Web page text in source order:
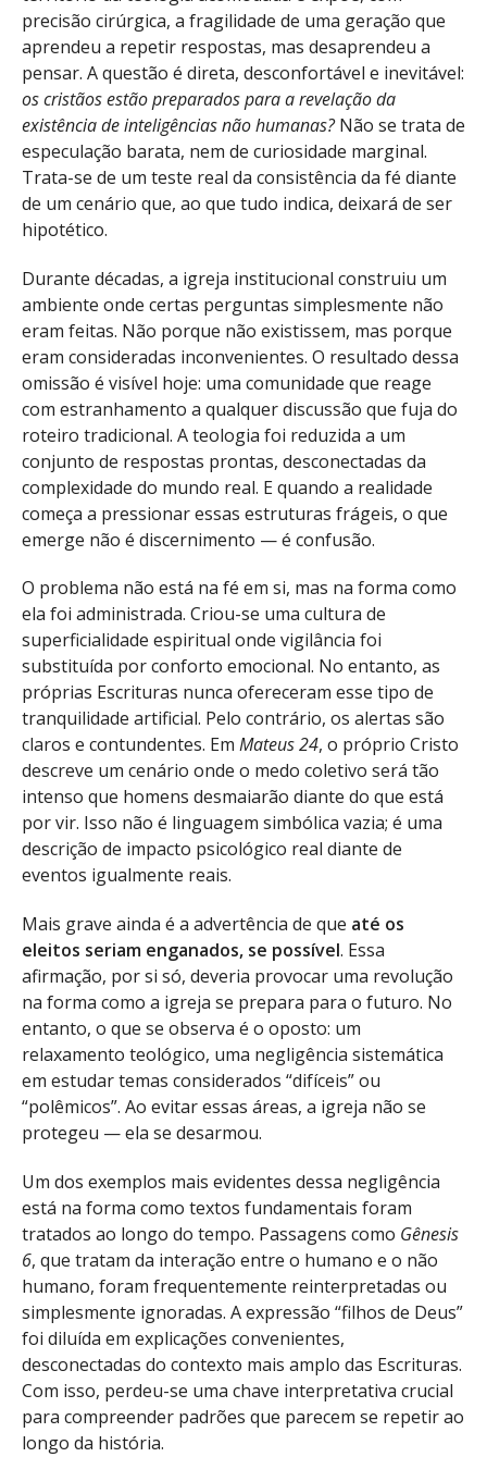
precisão cirúrgica, a fragilidade de uma geração que
aprendeu a repetir respostas, mas desaprendeu a
pensar. A questão é direta, desconfortável e inevitável:
os cristãos estão preparados para a revelação da
existência de inteligências não humanas?Não se trata de
especulação barata, nem de curiosidade marginal.
Trata-se de um teste real da consistência da fé diante
de um cenário que, ao que tudo indica, deixará de ser
hipotético.
Durante décadas, a igreja institucional construiu um
ambiente onde certas perguntas simplesmente não
eram feitas. Não porque não existissem, mas porque
eram consideradas inconvenientes. O resultado dessa
omissão é visível hoje: uma comunidade que reage
com estranhamento a qualquer discussão que fuja do
roteiro tradicional. A teologia foi reduzida a um
conjunto de respostas prontas, desconectadas da
complexidade do mundo real. E quando a realidade
começa a pressionar essas estruturas frágeis, o que
emerge não é discernimento — é confusão.
O problema não está na fé em si, mas na forma como
ela foi administrada. Criou-se uma cultura de
superficialidade espiritual onde vigilância foi
substituída por conforto emocional. No entanto, as
próprias Escrituras nunca ofereceram esse tipo de
tranquilidade artificial. Pelo contrário, os alertas são
claros e contundentes. Em Mateus 24, o próprio Cristo
descreve um cenário onde o medo coletivo será tão
intenso que homens desmaiarão diante do que está
por vir. Isso não é linguagem simbólica vazia; é uma
descrição de impacto psicológico real diante de
eventos igualmente reais.
Mais grave ainda é a advertência de que até os
eleitos seriam enganados, se possível. Essa
afirmação, por si só, deveria provocar uma revolução
na forma como a igreja se prepara para o futuro. No
entanto, o que se observa é o oposto: um
relaxamento teológico, uma negligência sistemática
em estudar temas considerados “difíceis” ou
“polêmicos”. Ao evitar essas áreas, a igreja não se
protegeu — ela se desarmou.
Um dos exemplos mais evidentes dessa negligência
está na forma como textos fundamentais foram
tratados ao longo do tempo. Passagens como Gênesis
6, que tratam da interação entre o humano e o não
humano, foram frequentemente reinterpretadas ou
simplesmente ignoradas. A expressão “filhos de Deus”
foi diluída em explicações convenientes,
desconectadas do contexto mais amplo das Escrituras.
Com isso, perdeu-se uma chave interpretativa crucial
para compreender padrões que parecem se repetir ao
longo da história.